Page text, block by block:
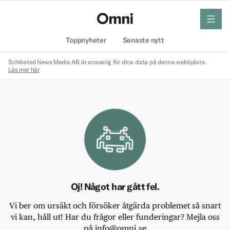
Toppnyheter Senaste nytt
meny
Schibsted News Media AB är ansvarig för dina data på denna webbplats.
Läs mer här
Oj! Något har gått fel.
Vi ber om ursäkt och försöker åtgärda problemet så snart
vi kan, håll ut! Har du frågor eller funderingar? Mejla oss